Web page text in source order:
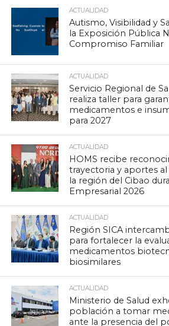
ACTUALIDAD
Autismo, Visibilidad y
la Exposición Pública
Compromiso Familiar
ACTUALIDAD
Servicio Regional de
realiza taller para
medicamentos e
para 2027
ACTUALIDAD
HOMS recibe
trayectoria y aportes
la región del Cibao
Empresarial 2026
ACTUALIDAD
Región SICA
para fortalecer la
medicamentos
biosimilares
ACTUALIDAD
Ministerio de Salud
población a tomar
ante la presencia del